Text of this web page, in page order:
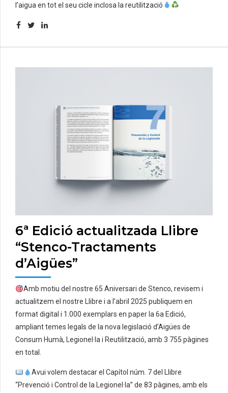
l’aigua en tot el seu cicle inclosa la reutilització
6ª Edició actualitzada Llibre
“Stenco-Tractaments
d’Aigües”
Amb motiu del nostre 65 Aniversari de Stenco, revisem i
actualitzem el nostre Llibre i a l’abril 2025 publiquem en
format digital i 1.000 exemplars en paper la 6a Edició,
ampliant temes legals de la nova legislació d’Aigües de
Consum Humà, Legionel·la i Reutilització, amb 3 755 pàgines
en total.
Avui volem destacar el Capítol núm. 7 del Llibre
“Prevenció i Control de la Legionel·la” de 83 pàgines, amb els